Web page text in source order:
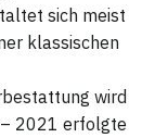
sich meist
klassischen
wird
2021 erfolgte